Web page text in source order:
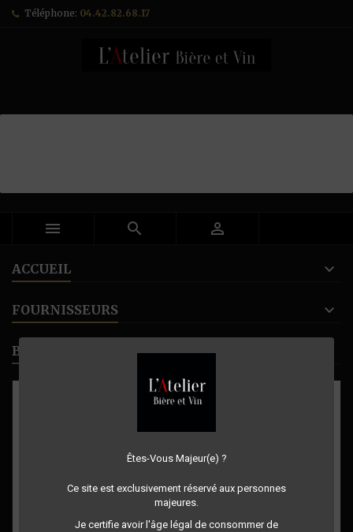
Téléphone: 04.42.82.68.17
Êtes-Vous Majeur(e) ?
Ce site est exclusivement réservé aux personnes
majeures.
Je certifie avoir l'âge légal de consommer de
  
ACCUEIL
FOURNISSEURS
BANNER